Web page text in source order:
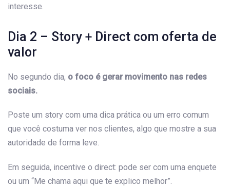
interesse.
Dia 2 – Story + Direct com oferta de
valor
No segundo dia, o foco é gerar movimento nas redes
sociais.
Poste um story com uma dica prática ou um erro comum
que você costuma ver nos clientes, algo que mostre a sua
autoridade de forma leve.
Em seguida, incentive o direct: pode ser com uma enquete
ou um “Me chama aqui que te explico melhor”.